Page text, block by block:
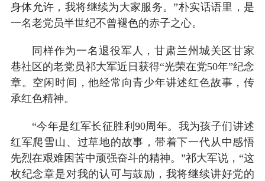
身体允许，我将继续为大家服务。”朴实话语里，是
一名老党员半世纪不曾褪色的赤子之心。
同样作为一名退役军人，甘肃兰州城关区甘家
巷社区的老党员祁大军近日获得“光荣在党50年”纪念
章。空闲时间，他经常向青少年讲述红色故事，传
承红色精神。
“今年是红军长征胜利90周年。我为孩子们讲述
红军爬雪山、过草地的故事，带着下一代从中感悟
先烈在艰难困苦中顽强奋斗的精神。”祁大军说，“这
枚纪念章是对我的认可与鼓励，我将继续讲好党的